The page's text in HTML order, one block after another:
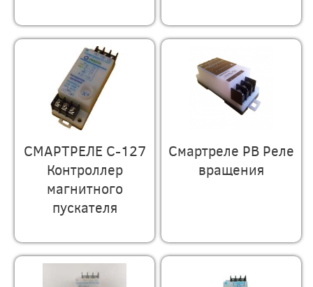
СМАРТРЕЛЕ С-127
Контроллер
магнитного
пускателя
Смартреле РВ Реле
вращения